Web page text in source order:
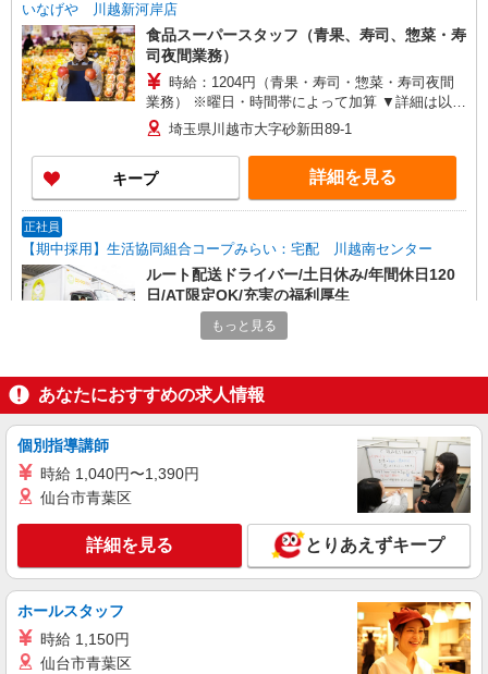
いなげや 川越新河岸店
食品スーパースタッフ（青果、寿司、惣菜・寿
司夜間業務）
時給：1204円（青果・寿司・惣菜・寿司夜間
業務） ※曜日・時間帯によって加算 ▼詳細は以下
の通り 日・祝日／時給125円増 17:30〜18:00／時
給100円増 18:00以降／時給200円増 ★学生以外の
長期希望の方はパート対象です。 ★職種を限定し
ての募集のため、勤務時間・曜日の項目をご確認
ください。
埼玉県川越市大字砂新田89-1
キープ 詳細を見る
正社員
【期中採用】生活協同組合コープみらい：宅配 川越南センター
ルート配送ドライバー/土日休み/年間休日120
日/AT限定OK/充実の福利厚生
■35歳以上の方／月給24万1,700円〜 ■30歳以
上の方／月給23万8,700円〜 ■22歳以上の方／月給
■19歳以下の方／月給20万8,700円〜 ※初任給は入
職（入社）時の年齢によって異なります ※別途、
円／35歳 リーダー職・子ども2人／月給295,700円
450万円／35歳 担当職・子ども2人／月給247,100
円 405万円／25歳 担当職／月給237,700円 ※各種
台1-7-19） ※配属先は、入職時期や各センターの
人員状況を踏まえ本人の希望を考慮した上で、募
集場所を含む自宅から通勤可能な範囲のセンター
詳細を見る
正社員
くらづくり本舗 久保町本店
老舗和菓子店の店舗販売スタッフ
月給186,000円〜230,000円 ※経験・能力によ
る ※試用期間3ヶ月有(同条件)
■くらづくり本舗 久保町本店 埼玉県川越市久
市、さいたま市、狭山市、坂戸市、志木市、所沢
市、ふじみ野市、朝霞市、東松山市、三芳町、入
もっと見る
あなたにおすすめの求人情報
個別指導講師
時給 1,040円〜1,390円
仙台市青葉区
詳細を見る とりあえずキープ
ホールスタッフ
時給 1,150円
仙台市青葉区